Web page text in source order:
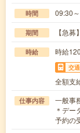
時間 09:30
期間 【急
時給 時給
交
全額支
仕事内容
一般事
＊デー
予約の